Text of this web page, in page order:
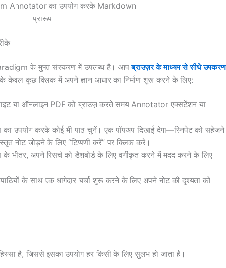
Annotator का उपयोग करके Markdown
प्रारूप
के मुफ्त संस्करण में उपलब्ध है। आपब्राउज़र के माध्यम से सीधे उपकरण
केवल कुछ क्लिक में अपने ज्ञान आधार का निर्माण शुरू करने के लिए:
या ऑनलाइन PDF को ब्राउज़ करते समय Annotator एक्सटेंशन या
का उपयोग करके कोई भी पाठ चुनें। एक पॉपअप दिखाई देगा—स्निपेट को सहेजने
नोट जोड़ने के लिए “टिप्पणी करें” पर क्लिक करें।
के भीतर, अपने रिसर्च को डैशबोर्ड के लिए वर्गीकृत करने में मदद करने के लिए
के साथ एक धागेदार चर्चा शुरू करने के लिए अपने नोट की दृश्यता को
है, जिससे इसका उपयोग हर किसी के लिए सुलभ हो जाता है।